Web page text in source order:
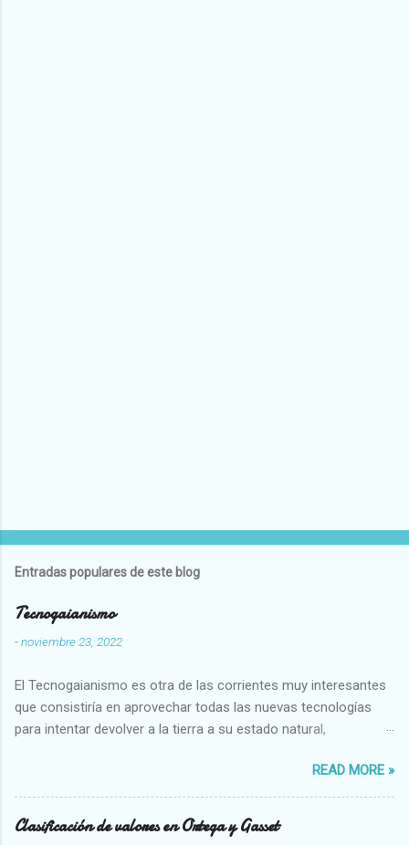
Entradas populares de este blog
Tecnogaianismo
-noviembre 23, 2022
El Tecnogaianismo es otra de las corrientes muy interesantes
que consistiría en aprovechar todas las nuevas tecnologías
para intentar devolver a la tierra a su estado natural,
READ MORE »
Clasificación de valores en Ortega y Gasset